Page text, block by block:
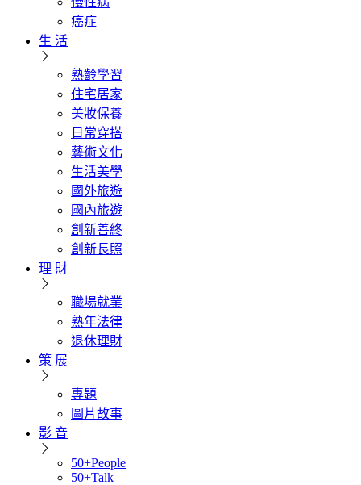
癌症
生 活
熟齡學習
住宅居家
美妝保養
日常穿搭
藝術文化
生活美學
國外旅遊
國內旅遊
創新善終
創新長照
理 財
職場就業
熟年法律
退休理財
策 展
專題
圖片故事
影 音
50+People
50+Talk